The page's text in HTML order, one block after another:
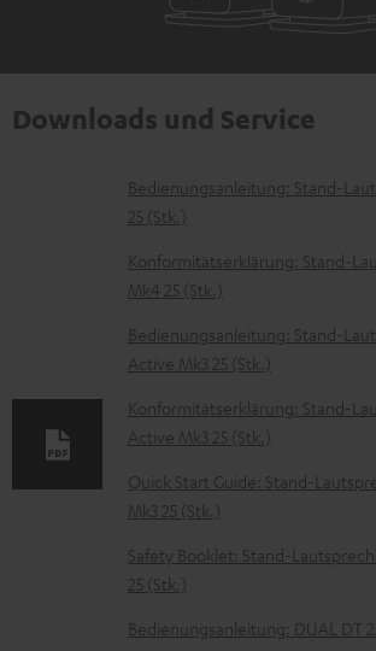
Downloads und Service
D
o
k
u
m
e
n
t
e
z
u
m
H
Bedienungsanleitung: Stand-
25 (Stk.)
Konformitätserklärung: Stand-
Mk4 25 (Stk.)
Bedienungsanleitung: Stand-
Active Mk3 25 (Stk.)
Konformitätserklärung: Stand-
Active Mk3 25 (Stk.)
Quick Start Guide: Stand-
Mk3 25 (Stk.)
Safety Booklet: Stand-
25 (Stk.)
Bedienungsanleitung: DUAL DT